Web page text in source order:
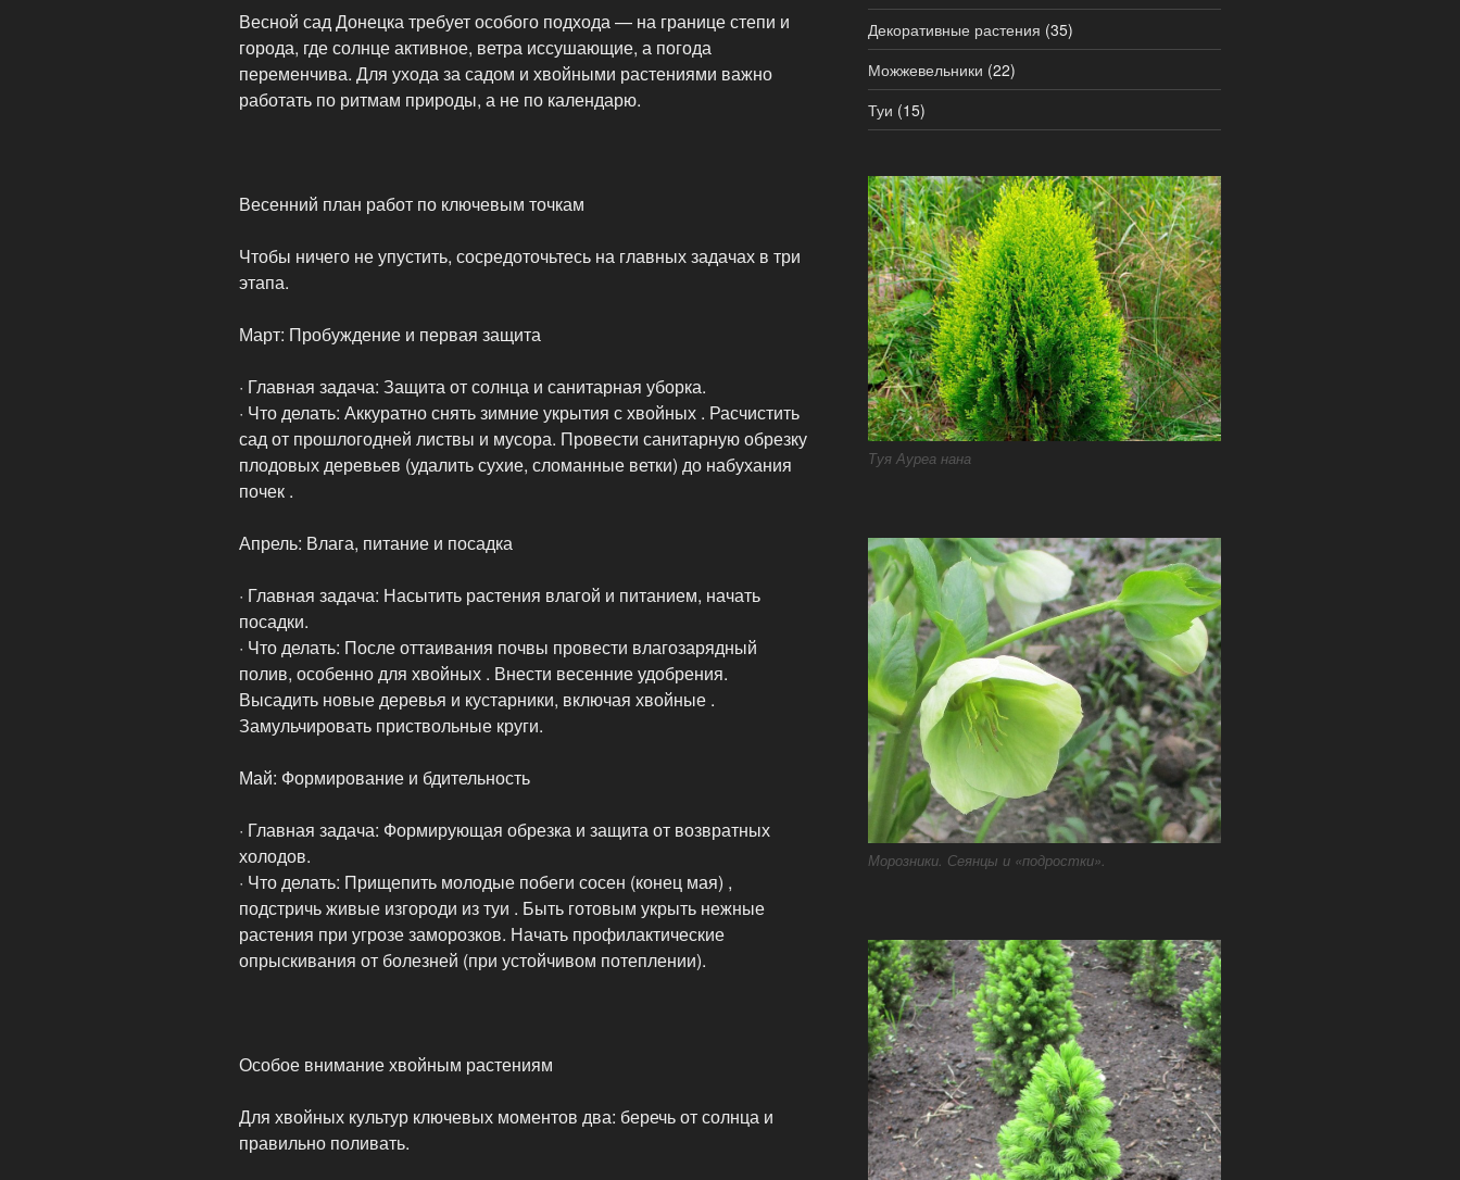
Весной сад Донецка требует особого подхода — на границе степи и
города, где солнце активное, ветра иссушающие, а погода
переменчива. Для ухода за садом и хвойными растениями важно
работать по ритмам природы, а не по календарю.
Весенний план работ по ключевым точкам
Чтобы ничего не упустить, сосредоточьтесь на главных задачах в три
этапа.
Март: Пробуждение и первая защита
· Главная задача: Защита от солнца и санитарная уборка.
· Что делать: Аккуратно снять зимние укрытия с хвойных . Расчистить
сад от прошлогодней листвы и мусора. Провести санитарную обрезку
плодовых деревьев (удалить сухие, сломанные ветки) до набухания
почек .
Апрель: Влага, питание и посадка
· Главная задача: Насытить растения влагой и питанием, начать
посадки.
· Что делать: После оттаивания почвы провести влагозарядный
полив, особенно для хвойных . Внести весенние удобрения.
Высадить новые деревья и кустарники, включая хвойные .
Замульчировать приствольные круги.
Май: Формирование и бдительность
· Главная задача: Формирующая обрезка и защита от возвратных
холодов.
· Что делать: Прищепить молодые побеги сосен (конец мая) ,
подстричь живые изгороди из туи . Быть готовым укрыть нежные
растения при угрозе заморозков. Начать профилактические
опрыскивания от болезней (при устойчивом потеплении).
Особое внимание хвойным растениям
Для хвойных культур ключевых моментов два: беречь от солнца и
правильно поливать.
Декоративные растения (35)
Можжевельники (22)
Туи (15)
Туя Ауреа нана
Морозники. Сеянцы и «подростки».